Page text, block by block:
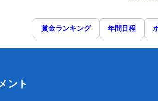
賞金ランキング 年間日程
ント